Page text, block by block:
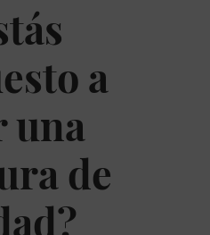
a
una
de